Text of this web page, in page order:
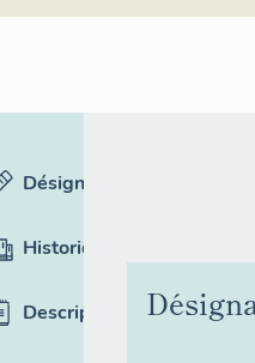
Désignation
Historique
Description